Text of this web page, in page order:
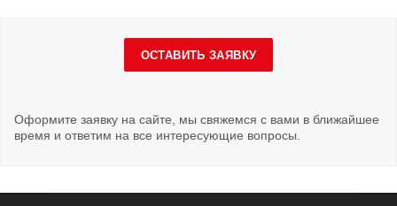
ОСТАВИТЬ ЗАЯВКУ
Оформите заявку на сайте, мы свяжемся с вами в ближайшее
время и ответим на все интересующие вопросы.